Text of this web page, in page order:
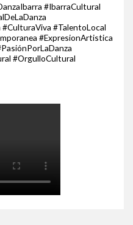
#IbarraCultural
#TalentoLocal
#ExpresionArtistica
#OrgulloCultural